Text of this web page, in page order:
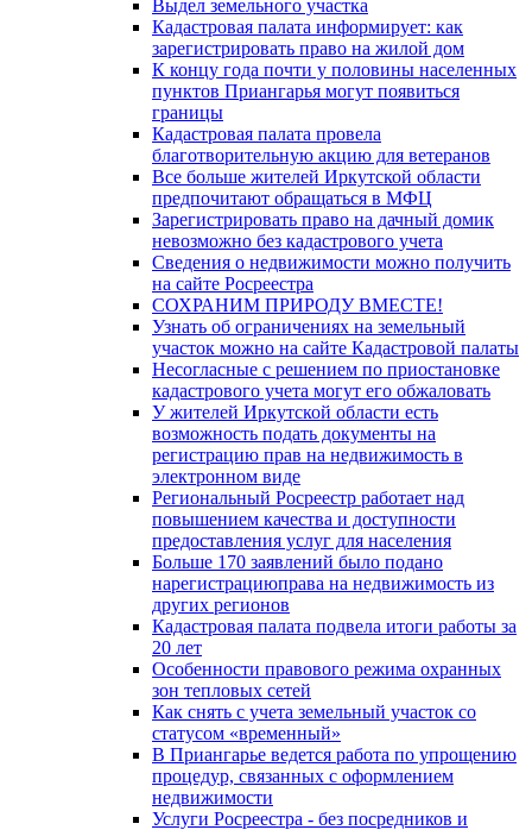
Выдел земельного участка
Кадастровая палата информирует: как
зарегистрировать право на жилой дом
К концу года почти у половины населенных
пунктов Приангарья могут появиться
границы
Кадастровая палата провела
благотворительную акцию для ветеранов
Все больше жителей Иркутской области
предпочитают обращаться в МФЦ
Зарегистрировать право на дачный домик
невозможно без кадастрового учета
Сведения о недвижимости можно получить
на сайте Росреестра
СОХРАНИМ ПРИРОДУ ВМЕСТЕ!
Узнать об ограничениях на земельный
участок можно на сайте Кадастровой палаты
Несогласные с решением по приостановке
кадастрового учета могут его обжаловать
У жителей Иркутской области есть
возможность подать документы на
регистрацию прав на недвижимость в
электронном виде
Региональный Росреестр работает над
повышением качества и доступности
предоставления услуг для населения
Больше 170 заявлений было подано
нарегистрациюправа на недвижимость из
других регионов
Кадастровая палата подвела итоги работы за
20 лет
Особенности правового режима охранных
зон тепловых сетей
Как снять с учета земельный участок со
статусом «временный»
В Приангарье ведется работа по упрощению
процедур, связанных с оформлением
недвижимости
Услуги Росреестра - без посредников и